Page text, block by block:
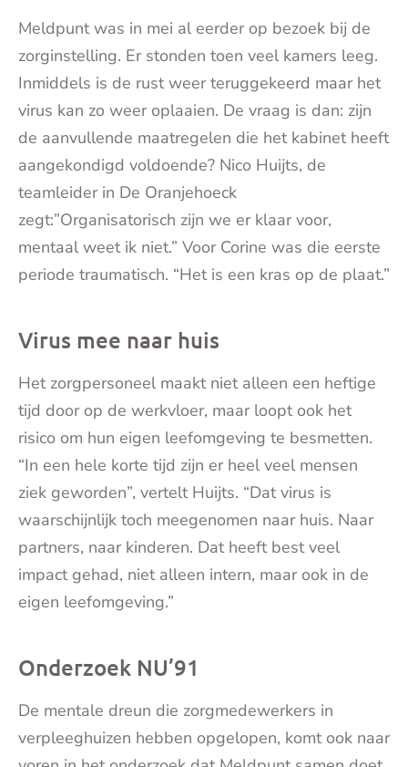
Meldpunt was in mei al eerder op bezoek bij de
zorginstelling. Er stonden toen veel kamers leeg.
Inmiddels is de rust weer teruggekeerd maar het
virus kan zo weer oplaaien. De vraag is dan: zijn
de aanvullende maatregelen die het kabinet heeft
aangekondigd voldoende? Nico Huijts, de
teamleider in De Oranjehoeck
zegt:”Organisatorisch zijn we er klaar voor,
mentaal weet ik niet.” Voor Corine was die eerste
periode traumatisch. “Het is een kras op de plaat.”
Virus mee naar huis
Het zorgpersoneel maakt niet alleen een heftige
tijd door op de werkvloer, maar loopt ook het
risico om hun eigen leefomgeving te besmetten.
“In een hele korte tijd zijn er heel veel mensen
ziek geworden”, vertelt Huijts. “Dat virus is
waarschijnlijk toch meegenomen naar huis. Naar
partners, naar kinderen. Dat heeft best veel
impact gehad, niet alleen intern, maar ook in de
eigen leefomgeving.”
Onderzoek NU’91
De mentale dreun die zorgmedewerkers in
verpleeghuizen hebben opgelopen, komt ook naar